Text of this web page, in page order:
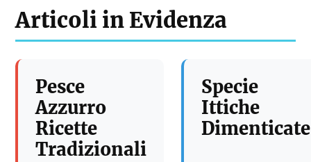
Articoli in Evidenza
Pesce
Azzurro
Ricette
Tradizionali
Specie
Ittiche
Dimenticate